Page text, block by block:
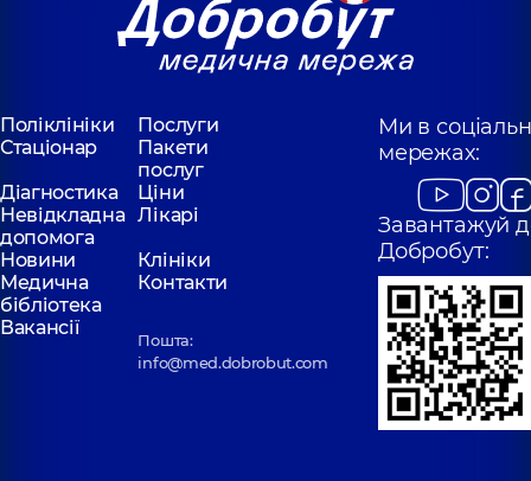
Поліклініки
Послуги
Стаціонар
Пакети
послуг
Діагностика
Ціни
Невідкладна
допомога
Лікарі
Новини
Клініки
Медична
бібліотека
Контакти
Вакансії
Пошта:
info@med.dobrobut.com
Ми в
мережах:
Завантажуй
Добробут: